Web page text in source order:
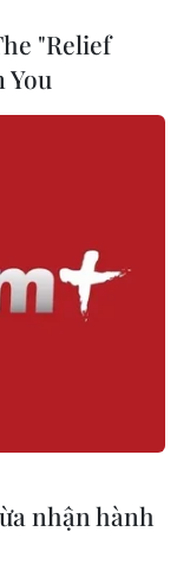
(TTXVN)
Áo
"Relief
nhận hành